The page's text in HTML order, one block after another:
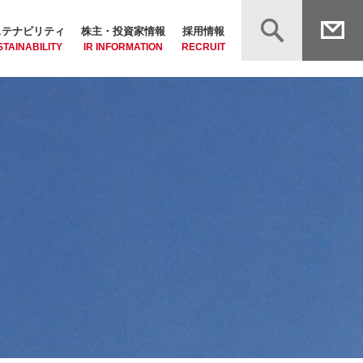
ナビリティ 株主・投資家情報
IR INFORMATION
採用情報
RECRUIT